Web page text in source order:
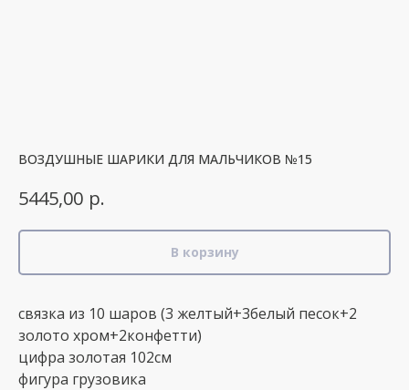
ВОЗДУШНЫЕ ШАРИКИ ДЛЯ МАЛЬЧИКОВ №15
5445,00 р.
В корзину
связка из 10 шаров (3 желтый+3белый песок+2
золото хром+2конфетти)
цифра золотая 102см
фигура грузовика